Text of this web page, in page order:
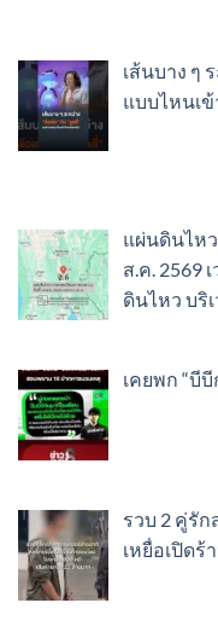
เส้นบาง ๆ
แบบไหนเข้
แผ่นดินไห
ส.ค. 2569
ดินไหว บริ
เคยพก “บี
รวบ 2 คู่รั
เหยื่อเปิดร้